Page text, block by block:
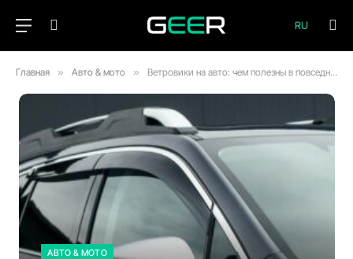
RU
Главная » Авто & мото » Ветровики на авто: чем полезны в повседневной езде
АВТО & МОТО